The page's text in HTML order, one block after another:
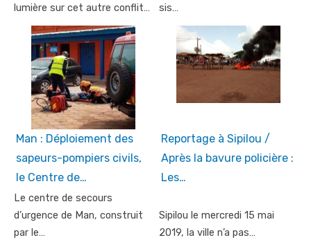
lumière sur cet autre conflit…
sis…
Man : Déploiement des
sapeurs-pompiers civils,
le Centre de…
Le centre de secours
d’urgence de Man, construit
par le…
Reportage à Sipilou /
Après la bavure policière :
Les…
Sipilou le mercredi 15 mai
2019, la ville n’a pas…